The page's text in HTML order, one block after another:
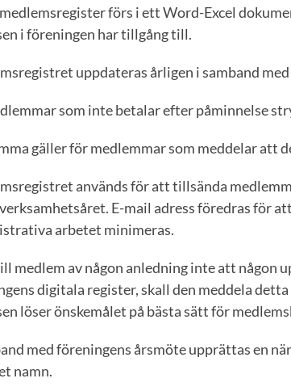
förs i ett Word-Excel
i föreningen har tillgång till.
uppdateras årligen i samband
som inte betalar efter påminnelse
gäller för medlemmar som meddelar att
används för att tillsända
E-mail adress föredras för
arbetet minimeras.
medlem av någon anledning inte att någon
digitala register, skall den meddela
löser önskemålet på bästa sätt för
med föreningens årsmöte upprättas en
namn.